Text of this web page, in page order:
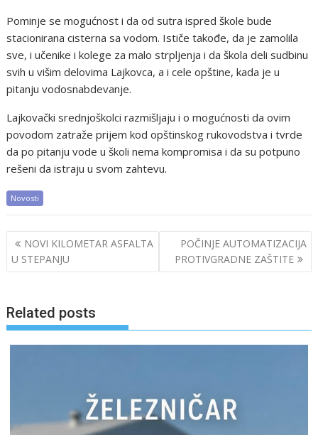
Pominje se mogućnost i da od sutra ispred škole bude
stacionirana cisterna sa vodom. Ističe takođe, da je zamolila
sve, i učenike i kolege za malo strpljenja i da škola deli sudbinu
svih u višim delovima Lajkovca, a i cele opštine, kada je u
pitanju vodosnabdevanje.
Lajkovački srednjoškolci razmišljaju i o mogućnosti da ovim
povodom zatraže prijem kod opštinskog rukovodstva i tvrde
da po pitanju vode u školi nema kompromisa i da su potpuno
rešeni da istraju u svom zahtevu.
Novosti
Post
navigation
NOVI KILOMETAR ASFALTA
U STEPANJU
POČINJE AUTOMATIZACIJA
PROTIVGRADNE ZAŠTITE
Related posts